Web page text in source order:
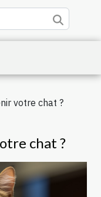
votre chat ?
chat ?